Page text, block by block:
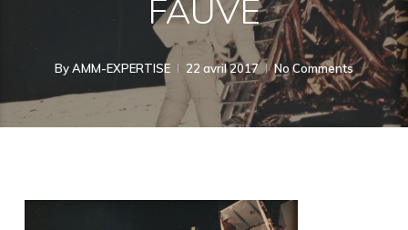
FAUVE
ByAMM-EXPERTISE 22 avril 2017 No Comments